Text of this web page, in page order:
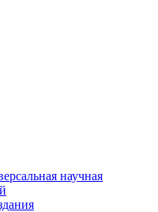
научная